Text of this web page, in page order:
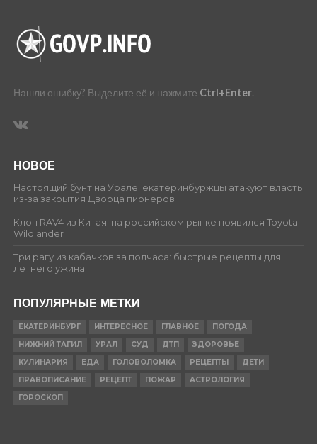
Нашли ошибку? Выделите её и нажмите Ctrl+Enter.
НОВОЕ
Настоящий бунт на Урале: екатеринбуржцы атакуют власть
из-за закрытия Дворца пионеров
Клон RAV4 из Китая: на российском рынке появился Toyota
Wildlander
Три рагу из кабачков за полчаса: быстрые рецепты для
летнего ужина
ПОПУЛЯРНЫЕ МЕТКИ
ЕКАТЕРИНБУРГ ИНТЕРЕСНОЕ ГЛАВНОЕ
ПОГОДА
НИЖНИЙ ТАГИЛ
УРАЛ СУД ДТП
ЗДОРОВЬЕ
КУЛИНАРИЯ
ЕДА ГОЛОВОЛОМКА РЕЦЕПТЫ
ДЕТИ
ПРАВОПИСАНИЕ
РЕЦЕПТ ПОЖАР
АСТРОЛОГИЯ
ГОРОСКОП